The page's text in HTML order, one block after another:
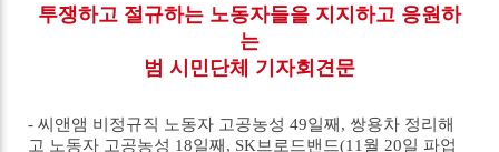
투쟁하고 절규하는 노동자들을 지지하고 응원하
는
범 시민단체 기자회견문
- 씨앤앰 비정규직 노동자 고공농성 49일째, 쌍용차 정리해
고 노동자 고공농성 18일째, SK브로드밴드(11월 20일 파업